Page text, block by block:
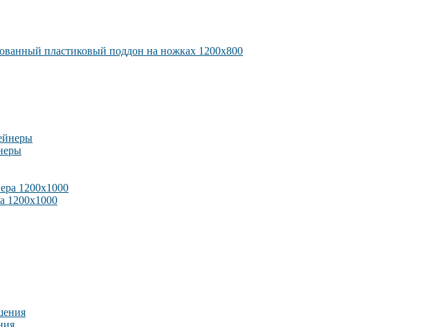
пластиковый поддон на ножках 1200х800
1200х1000